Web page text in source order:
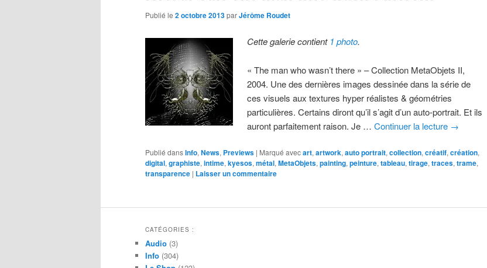
Publié le 2 octobre 2013parJérôme Roudet
Cette galerie contient 1 photo.
« The man who wasn’t there » – Collection MetaObjets II,
2004. Une des dernières images dessinée dans la série de
ces visuels aux textures hyper réalistes & géométries
particulières. Certains diront qu’il s’agit d’un auto-portrait. Et ils
auront parfaitement raison. Je …Continuer la lecture →
Publié dansInfo, News, Previews | Marqué avecart, artwork, auto portrait, collection, créatif, création,
digital, graphiste, intime, kyesos, métal, MetaObjets, painting, peinture, tableau, tirage, traces, trame,
transparence | Laisser un commentaire
CATÉGORIES :
Audio (3)
Info (304)